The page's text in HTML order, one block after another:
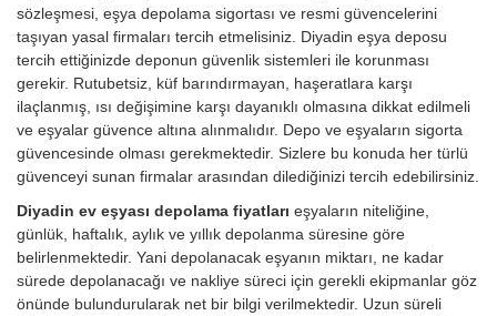
sözleşmesi, eşya depolama sigortası ve resmi güvencelerini
taşıyan yasal firmaları tercih etmelisiniz. Diyadin eşya deposu
tercih ettiğinizde deponun güvenlik sistemleri ile korunması
gerekir. Rutubetsiz, küf barındırmayan, haşeratlara karşı
ilaçlanmış, ısı değişimine karşı dayanıklı olmasına dikkat edilmeli
ve eşyalar güvence altına alınmalıdır. Depo ve eşyaların sigorta
güvencesinde olması gerekmektedir. Sizlere bu konuda her türlü
güvenceyi sunan firmalar arasından dilediğinizi tercih edebilirsiniz.
Diyadin ev eşyası depolama fiyatları eşyaların niteliğine,
günlük, haftalık, aylık ve yıllık depolanma süresine göre
belirlenmektedir. Yani depolanacak eşyanın miktarı, ne kadar
sürede depolanacağı ve nakliye süreci için gerekli ekipmanlar göz
önünde bulundurularak net bir bilgi verilmektedir. Uzun süreli